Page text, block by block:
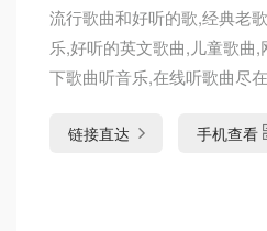
流行歌曲和好听的歌,经典老
乐,好听的英文歌曲,儿童歌曲
下歌曲听音乐,在线听歌曲尽在
链接直达 手机查看